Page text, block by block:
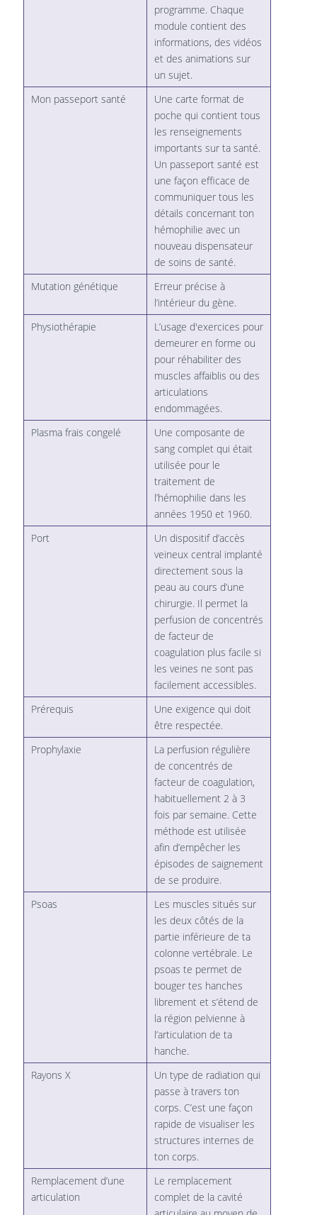
programme. Chaque
module contient des
informations, des vidéos
et des animations sur
un sujet.
Mon passeport santé
Une carte format de
poche qui contient tous
les renseignements
importants sur ta santé.
Un passeport santé est
une façon efficace de
communiquer tous les
détails concernant ton
hémophilie avec un
nouveau dispensateur
de soins de santé.
Mutation génétique
Erreur précise à
l’intérieur du gène.
Physiothérapie
L’usage d'exercices pour
demeurer en forme ou
pour réhabiliter des
muscles affaiblis ou des
articulations
endommagées.
Plasma frais congelé
Une composante de
sang complet qui était
utilisée pour le
traitement de
l’hémophilie dans les
années 1950 et 1960.
Port
Un dispositif d’accès
veineux central implanté
directement sous la
peau au cours d’une
chirurgie. Il permet la
perfusion de concentrés
de facteur de
coagulation plus facile si
les veines ne sont pas
facilement accessibles.
Prérequis
Une exigence qui doit
être respectée.
Prophylaxie
La perfusion régulière
de concentrés de
facteur de coagulation,
habituellement 2 à 3
fois par semaine. Cette
méthode est utilisée
afin d’empêcher les
épisodes de saignement
de se produire.
Psoas
Les muscles situés sur
les deux côtés de la
partie inférieure de ta
colonne vertébrale. Le
psoas te permet de
bouger tes hanches
librement et s’étend de
la région pelvienne à
l’articulation de ta
hanche.
Rayons X
Un type de radiation qui
passe à travers ton
corps. C’est une façon
rapide de visualiser les
structures internes de
ton corps.
Remplacement d’une
articulation
Le remplacement
complet de la cavité